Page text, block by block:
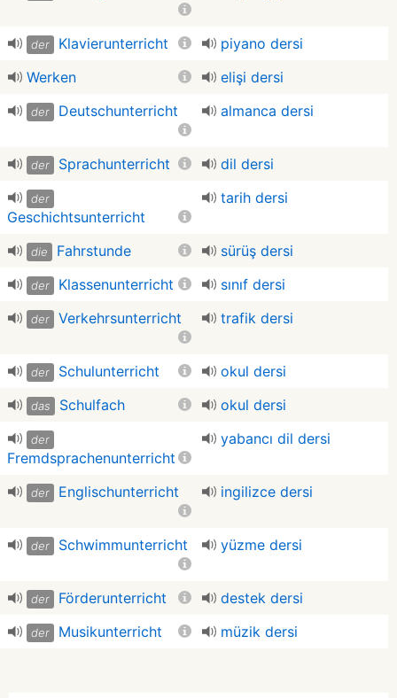
der Klavierunterricht
piyano dersi
Werken
elişi dersi
der Deutschunterricht almanca dersi
der Sprachunterricht dil dersi
der
Geschichtsunterricht
tarih dersi
die Fahrstunde sürüş dersi
der Klassenunterricht sınıf dersi
der Verkehrsunterricht trafik dersi
der Schulunterricht okul dersi
das Schulfach okul dersi
der
Fremdsprachenunterricht
yabancı dil dersi
der Englischunterricht ingilizce dersi
der Schwimmunterricht yüzme dersi
der Förderunterricht destek dersi
der Musikunterricht müzik dersi